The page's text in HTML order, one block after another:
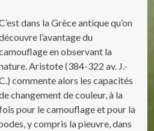
dans la Grèce antique qu’on
l’avantage du
en observant la
Aristote(384-322 av. J.-
commente alors les capacités
changement de couleur, à la
pour le camouflage et pour la
y compris la pieuvre, dans